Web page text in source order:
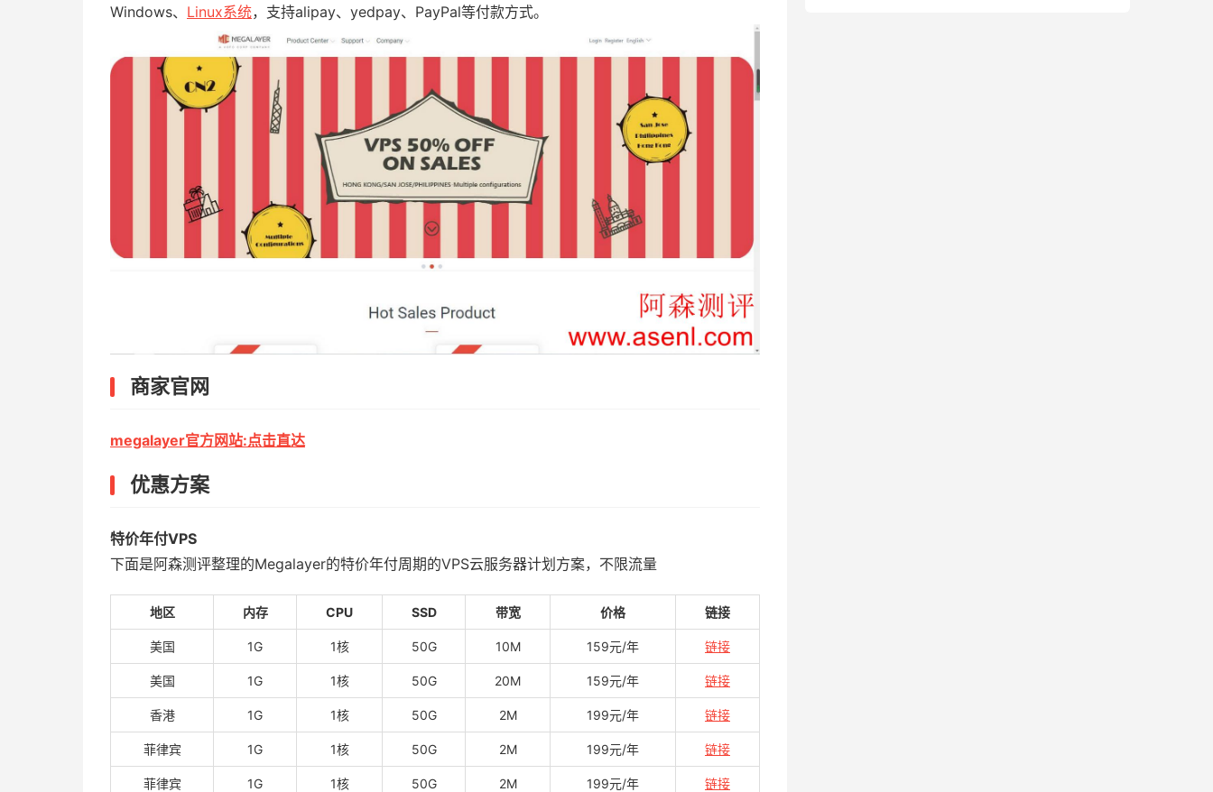
Windows、 Linux系统，支持alipay、yedpay、PayPal等付款方式。
商家官网
megalayer官方网站:点击直达
优惠方案
特价年付VPS
下面是阿森测评整理的Megalayer的特价年付周期的VPS云服务器计划方案，不限流量
地区 内存 CPU SSD 带宽 价格 链接
美国 1G 1核 50G 10M 159元/年 链接
美国 1G 1核 50G 20M 159元/年 链接
香港 1G 1核 50G 2M 199元/年 链接
菲律宾 1G 1核 50G 2M 199元/年 链接
菲律宾 1G 1核 50G 2M 199元/年 链接